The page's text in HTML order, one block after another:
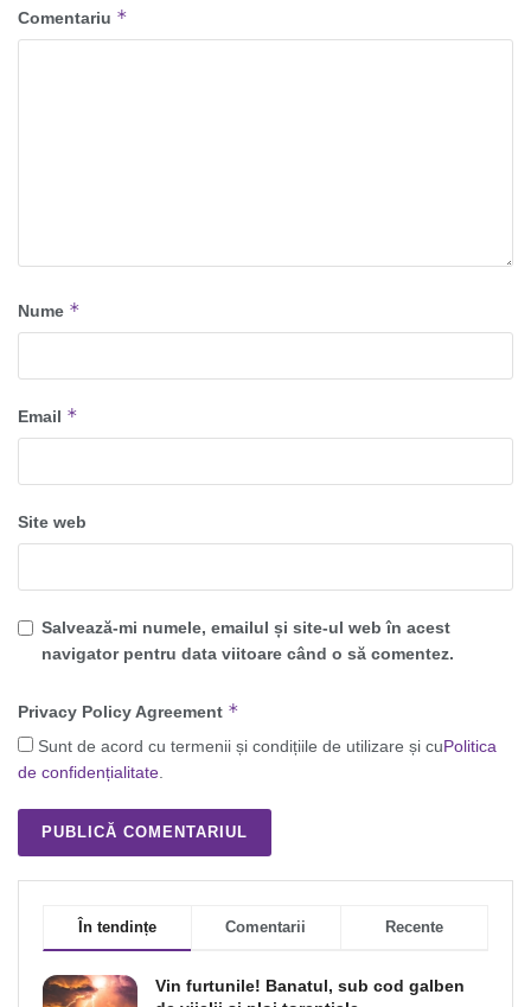
Comentariu *
Nume *
Email *
Site web
Salvează-mi numele, emailul și site-ul web în acest
navigator pentru data viitoare când o să comentez.
Privacy Policy Agreement *
Sunt de acord cu termenii și condițiile de utilizare și cuPolitica
de confidențialitate.
În tendințe Comentarii Recente
Vin furtunile! Banatul, sub cod galben